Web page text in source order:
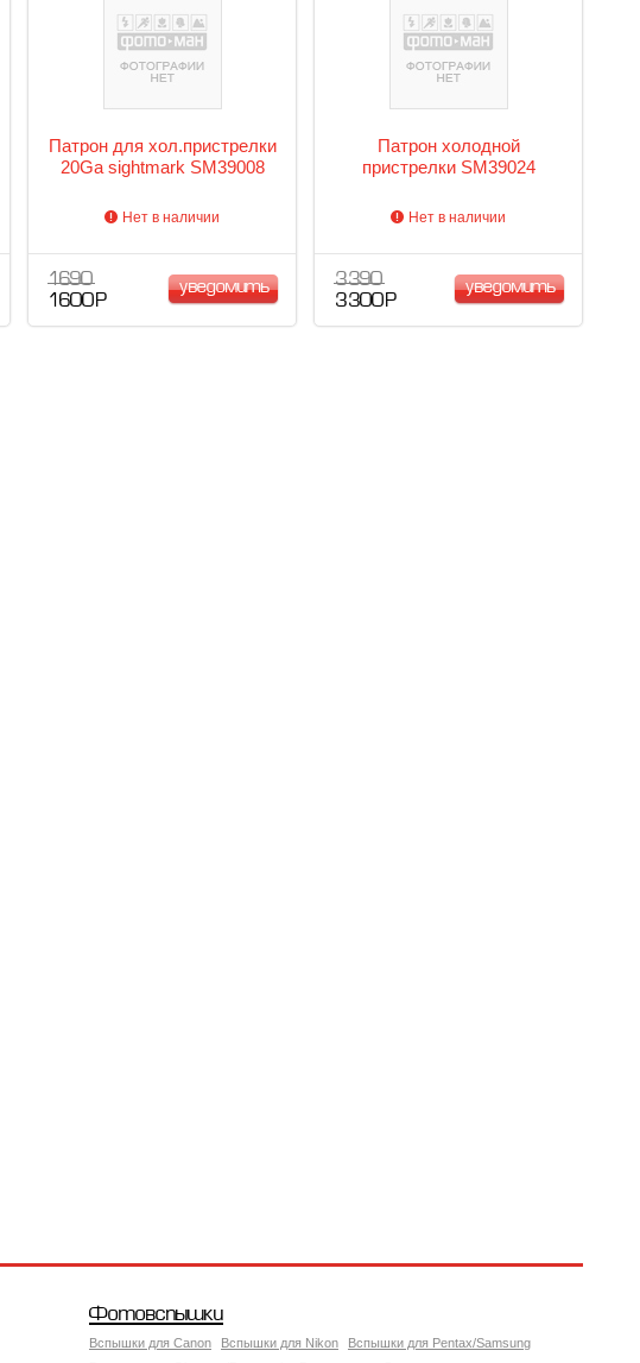
Патрон для хол.пристрелки
20Ga sightmark SM39008
Нет в наличии
1 690
1 600 Р
уведомить
Патрон холодной
пристрелки SM39024
Нет в наличии
3 390
3 300 Р
уведомить
Фотовспышки
Вспышки для Canon Вспышки для Nikon
Вспышки для Pentax/Samsung